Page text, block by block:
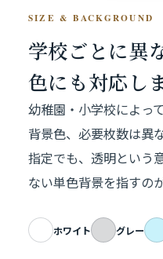
SIZE & BACKGROUND
学校ごとに異
色にも対応しま
幼稚園・小学校によっ
背景色、必要枚数は異
指定でも、透明という
ない単色背景を指すの
ホワイト グレー